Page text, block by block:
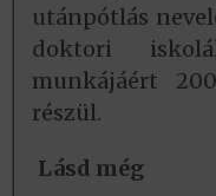
utánpótlás
doktori
munkájáért
részül.
Lásd még